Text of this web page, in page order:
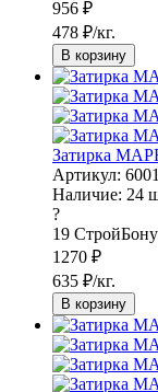
956 ₽
478 ₽/кг.
В корзину
Затирка
Артикул:
Наличие: 24
?
19
1270 ₽
635 ₽/кг.
В корзину